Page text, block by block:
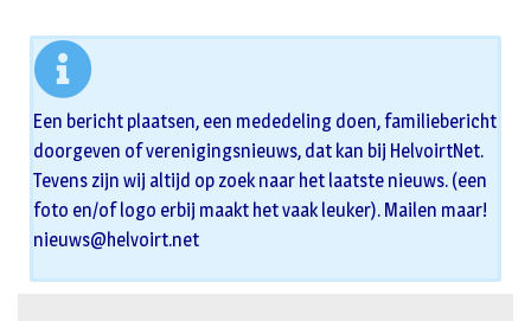
Een bericht plaatsen, een mededeling doen, familiebericht
doorgeven of verenigingsnieuws, dat kan bij HelvoirtNet.
Tevens zijn wij altijd op zoek naar het laatste nieuws. (een
foto en/of logo erbij maakt het vaak leuker). Mailen maar!
nieuws@helvoirt.net